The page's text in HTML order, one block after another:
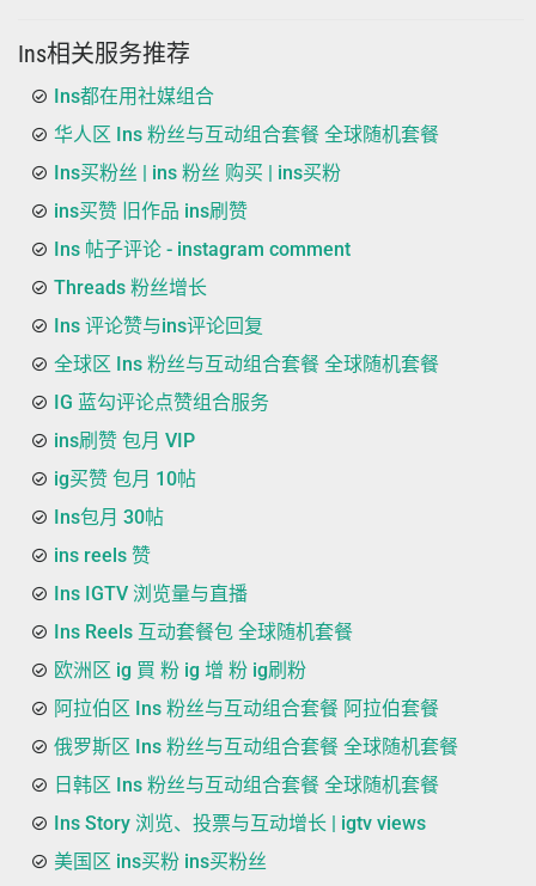
Ins相关服务推荐
Ins都在用社媒组合
华人区 Ins 粉丝与互动组合套餐 全球随机套餐
Ins买粉丝 | ins 粉丝 购买 | ins买粉
ins买赞 旧作品 ins刷赞
Ins 帖子评论 - instagram comment
Threads 粉丝增长
Ins 评论赞与ins评论回复
全球区 Ins 粉丝与互动组合套餐 全球随机套餐
IG 蓝勾评论点赞组合服务
ins刷赞 包月 VIP
ig买赞 包月 10帖
Ins包月 30帖
ins reels 赞
Ins IGTV 浏览量与直播
Ins Reels 互动套餐包 全球随机套餐
欧洲区 ig 買 粉 ig 增 粉 ig刷粉
阿拉伯区 Ins 粉丝与互动组合套餐 阿拉伯套餐
俄罗斯区 Ins 粉丝与互动组合套餐 全球随机套餐
日韩区 Ins 粉丝与互动组合套餐 全球随机套餐
Ins Story 浏览、投票与互动增长 | igtv views
美国区 ins买粉 ins买粉丝